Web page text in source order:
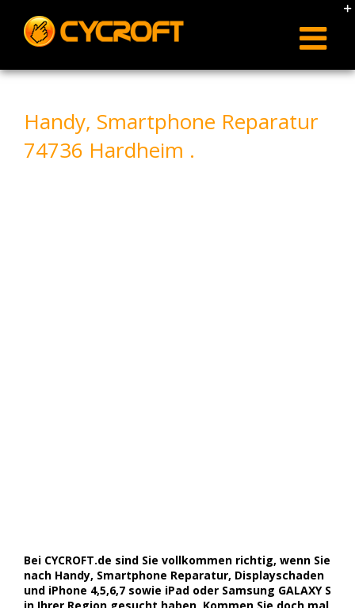
content
Handy, Smartphone Reparatur
74736 Hardheim .
Bei CYCROFT.de sind Sie vollkommen richtig, wenn Sie
nach Handy, Smartphone Reparatur, Displayschaden
und iPhone 4,5,6,7 sowie iPad oder Samsung GALAXY S